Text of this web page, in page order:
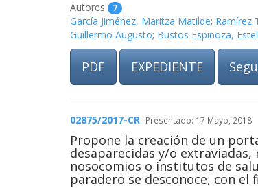
Autores 7
García Jiménez, Maritza Matilde; Ramírez
Guillermo Augusto; Bustos Espinoza,
PDF EXPEDIENTE
02875/2017-CR Presentado: 17 Mayo, 2018
Propone la creación de un
desaparecidas y/o
nosocomios o institutos de
paradero se desconoce, con el